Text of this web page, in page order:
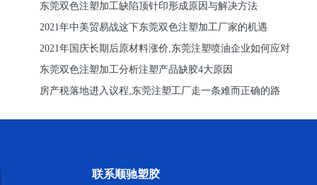
东莞双色注塑加工缺陷顶针印形成原因与解决方法
2021年中美贸易战这下东莞双色注塑加工厂家的机遇
2021年国庆长期后原材料涨价,东莞注塑喷油企业如何应对
东莞双色注塑加工分析注塑产品缺胶4大原因
房产税落地进入议程,东莞注塑工厂走一条难而正确的路
联系顺驰塑胶